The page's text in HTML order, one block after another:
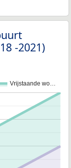
-2021)
Vrijstaande wo…